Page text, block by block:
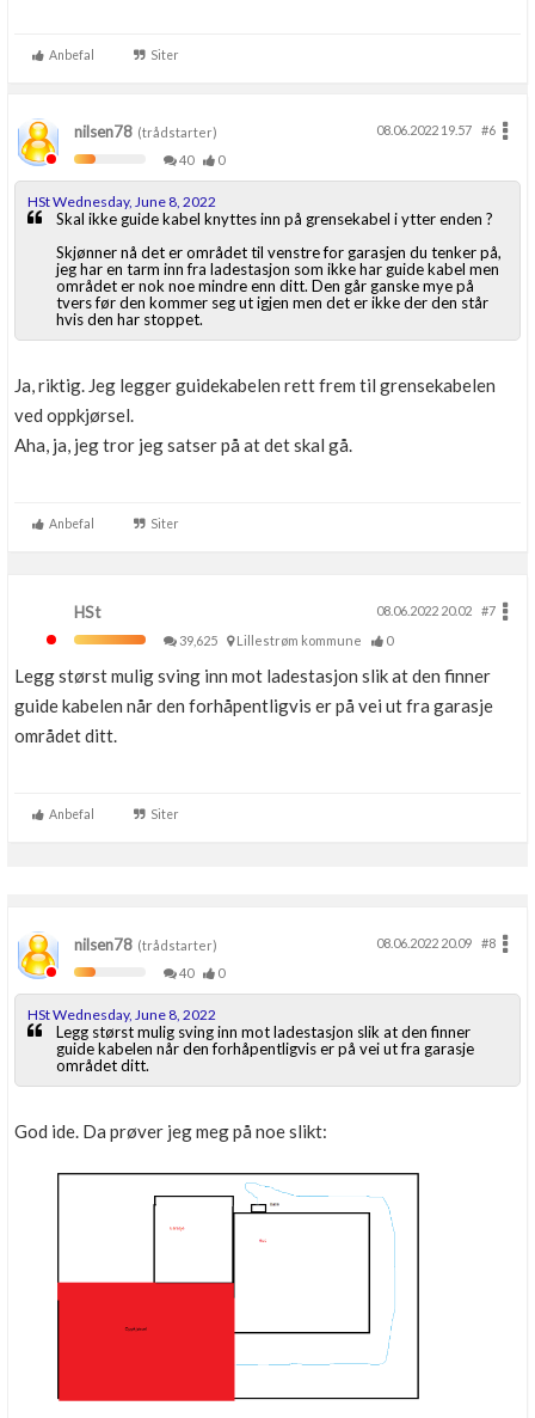
Anbefal Siter
nilsen78 (trådstarter) 08.06.2022 19.57
#6
40
0
HSt Wednesday, June 8, 2022
Skal ikke guide kabel knyttes inn på grensekabel i ytter enden ?
Skjønner nå det er området til venstre for garasjen du tenker på,
jeg har en tarm inn fra ladestasjon som ikke har guide kabel men
området er nok noe mindre enn ditt. Den går ganske mye på
tvers før den kommer seg ut igjen men det er ikke der den står
hvis den har stoppet.
Ja, riktig. Jeg legger guidekabelen rett frem til grensekabelen
ved oppkjørsel.
Aha, ja, jeg tror jeg satser på at det skal gå.
Anbefal Siter
HSt 08.06.2022 20.02
#7
39,625
Lillestrøm kommune 0
Legg størst mulig sving inn mot ladestasjon slik at den finner
guide kabelen når den forhåpentligvis er på vei ut fra garasje
området ditt.
Anbefal Siter
nilsen78 (trådstarter) 08.06.2022 20.09
#8
40
0
HSt Wednesday, June 8, 2022
Legg størst mulig sving inn mot ladestasjon slik at den finner
guide kabelen når den forhåpentligvis er på vei ut fra garasje
området ditt.
God ide. Da prøver jeg meg på noe slikt: